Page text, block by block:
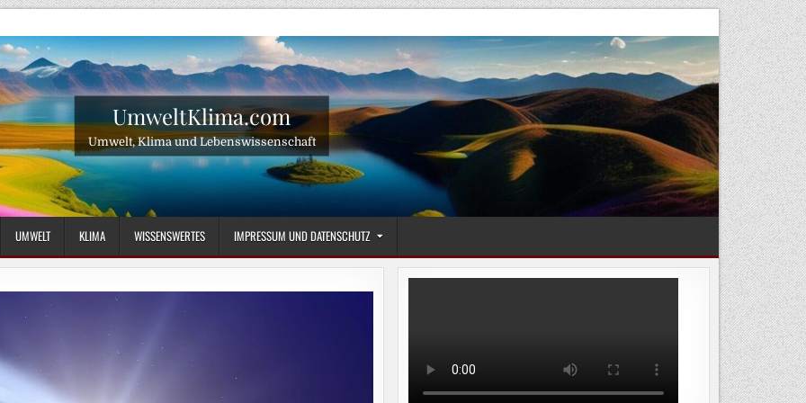
UmweltKlima.com
Umwelt, Klima und Lebenswissenschaft
UMWELT KLIMA WISSENSWERTES IMPRESSUM UND DATENSCHUTZ